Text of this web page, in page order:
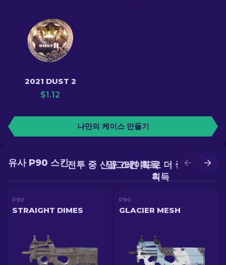
2021 DUST 2
$1.12
나만의 케이스 만들기
업그레이드로 더 좋은 스킨
획득
전투 중 신규 스킨 획득
유사 P90 스킨
P90
STRAIGHT DIMES
P90
GLACIER MESH